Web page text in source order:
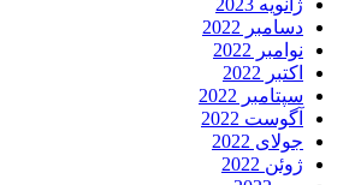
دسامبر 2022
نوامبر 2022
اکتبر 2022
سپتامبر 2022
آگوست 2022
جولای 2022
ژوئن 2022